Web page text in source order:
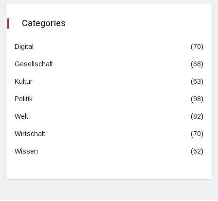
Categories
Digital (70)
Gesellschaft (68)
Kultur (63)
Politik (98)
Welt (82)
Wirtschaft (70)
Wissen (62)